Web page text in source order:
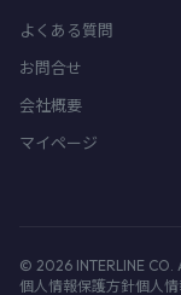
よくある質問
お問合せ
会社概要
マイページ
© 2026 INTERLINE
個人情報保護方針個人